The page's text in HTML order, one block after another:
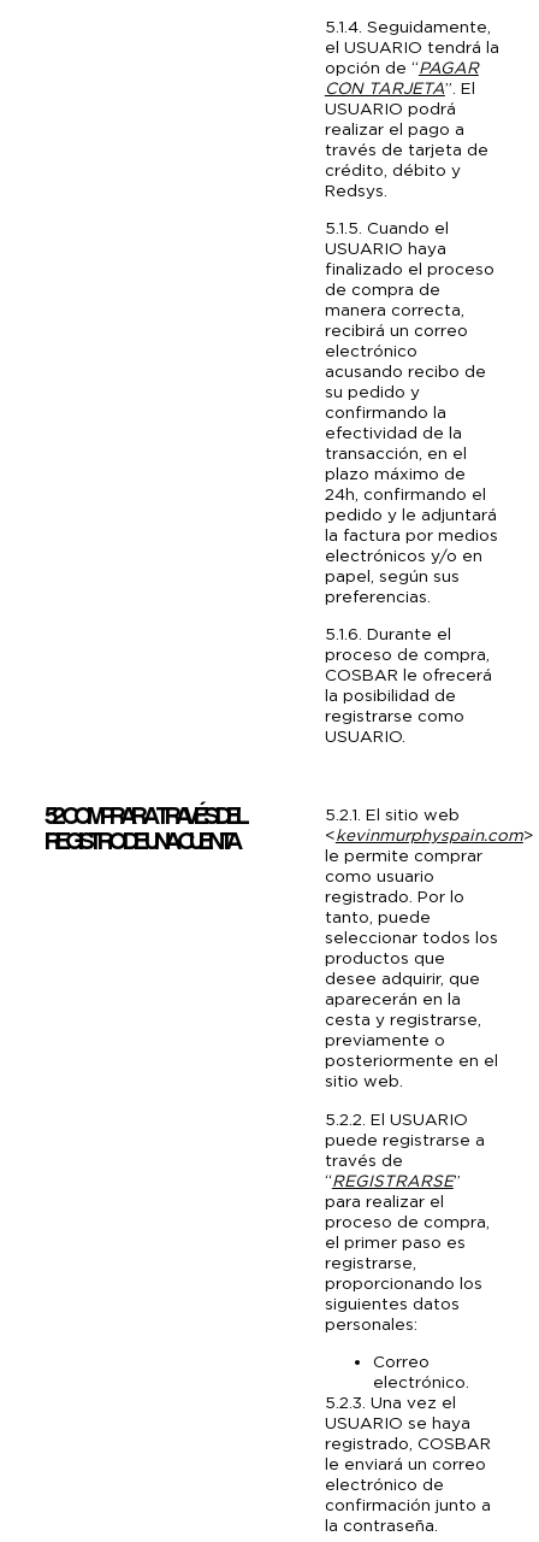
5.1.4. Seguidamente,
el USUARIO tendrá la
opción de “PAGAR
CON TARJETA”. El
USUARIO podrá
realizar el pago a
través de tarjeta de
crédito, débito y
Redsys.
5.1.5. Cuando el
USUARIO haya
finalizado el proceso
de compra de
manera correcta,
recibirá un correo
electrónico
acusando recibo de
su pedido y
confirmando la
efectividad de la
transacción, en el
plazo máximo de
24h, confirmando el
pedido y le adjuntará
la factura por medios
electrónicos y/o en
papel, según sus
preferencias.
5.1.6. Durante el
proceso de compra,
COSBAR le ofrecerá
la posibilidad de
registrarse como
USUARIO.
5.2 COMPRAR A TRAVÉS DEL
REGISTRO DE UNA CUENTA
5.2.1. El sitio web
<kevinmurphyspain.com>
le permite comprar
como usuario
registrado. Por lo
tanto, puede
seleccionar todos los
productos que
desee adquirir, que
aparecerán en la
cesta y registrarse,
previamente o
posteriormente en el
sitio web.
5.2.2. El USUARIO
puede registrarse a
través de
“REGISTRARSE”
para realizar el
proceso de compra,
el primer paso es
registrarse,
proporcionando los
siguientes datos
personales:
Correo
electrónico.
5.2.3. Una vez el
USUARIO se haya
registrado, COSBAR
le enviará un correo
electrónico de
confirmación junto a
la contraseña.